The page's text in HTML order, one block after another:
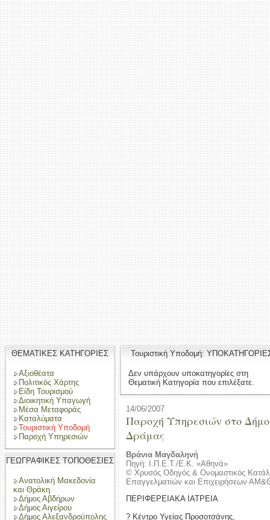
ΘΕΜΑΤΙΚΕΣ ΚΑΤΗΓΟΡΙΕΣ
Αξιοθέατα
Πολιτικός Χάρτης
Είδη Τουρισμού
Διοικητική Υπαγωγή
Μέσα Μεταφοράς
Καταλύματα
Τουριστική Υποδομή
Παροχή Υπηρεσιών
ΓΕΩΓΡΑΦΙΚΕΣ ΤΟΠΟΘΕΣΙΕΣ
Ανατολική Μακεδονία
και Θράκη
Δήμος Αβδήρων
Δήμος Αιγείρου
Δήμος Αλεξανδρούπολης
Τουριστική Υποδομή:
Δεν υπάρχουν υποκατηγορίες στη
Θεματική Κατηγορία που επιλέξατε.
14/06/2007
Παροχή Υπηρεσιών στο
Δράμας
Βράνια Μαγδαληνή
Πηγή: Ι.Π.Ε.Τ./Ε.Κ. «Αθηνά»
© Χρυσός Οδηγός & Ονομαστικός
Επαγγελματιών και Επιχειρήσεων
ΠΕΡΙΦΕΡΕΙΑΚΑ ΙΑΤΡΕΙΑ
? Κέντρο Υγείας Προσοτσάνης,